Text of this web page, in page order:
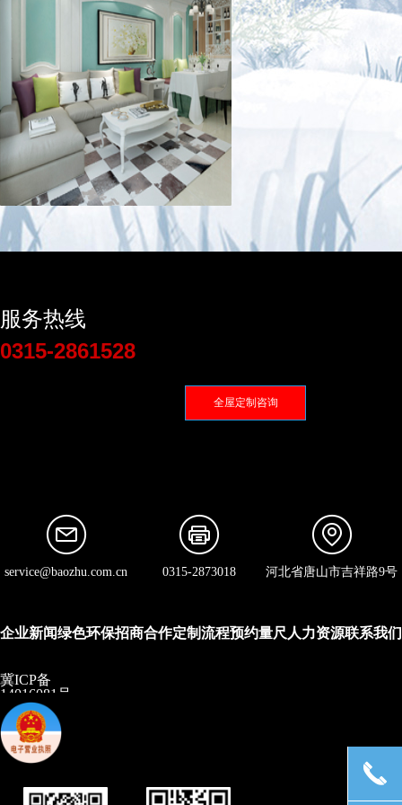
服务热线
0315-2861528
service@baozhu.com.cn 0315-2873018 河北省唐山市吉祥路9号
全屋定制咨询
企业新闻绿色环保招商合作定制流程预约量尺 人力资源联系我们
冀ICP备
14016081号
끅